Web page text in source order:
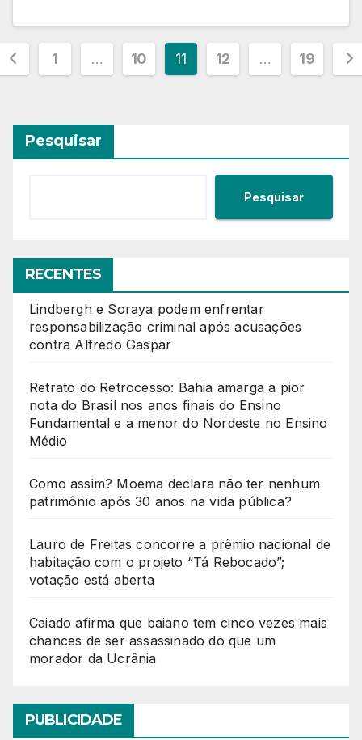
1 … 10 11 12 … 19
Pesquisar
Pesquisar
RECENTES
Lindbergh e Soraya podem enfrentar
responsabilização criminal após acusações
contra Alfredo Gaspar
Retrato do Retrocesso: Bahia amarga a pior
nota do Brasil nos anos finais do Ensino
Fundamental e a menor do Nordeste no Ensino
Médio
Como assim? Moema declara não ter nenhum
patrimônio após 30 anos na vida pública?
Lauro de Freitas concorre a prêmio nacional de
habitação com o projeto “Tá Rebocado”;
votação está aberta
Caiado afirma que baiano tem cinco vezes mais
chances de ser assassinado do que um
morador da Ucrânia
PUBLICIDADE